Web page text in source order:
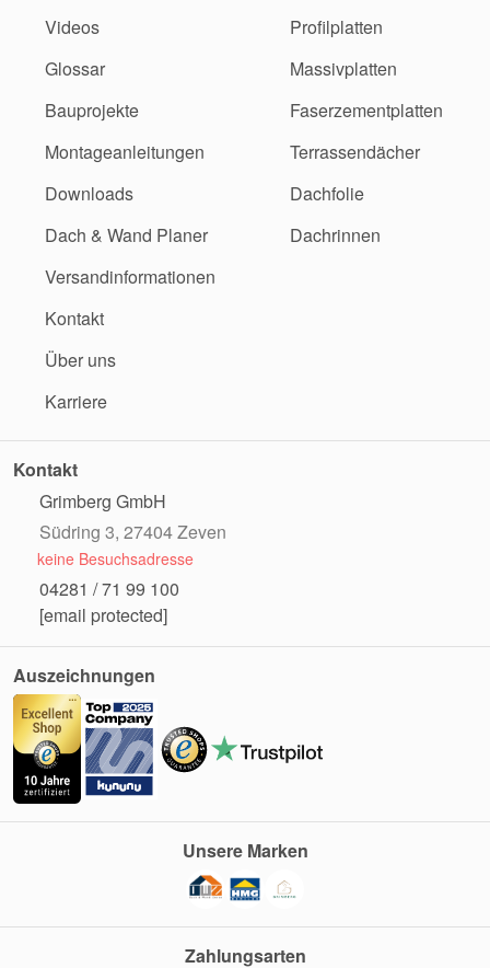
Videos
Glossar
Bauprojekte
Montageanleitungen
Downloads
Dach & Wand Planer
Versandinformationen
Kontakt
Über uns
Karriere
Profilplatten
Massivplatten
Faserzementplatten
Terrassendächer
Dachfolie
Dachrinnen
Kontakt
Grimberg GmbH
Südring 3, 27404 Zeven
keine Besuchsadresse
04281 / 71 99 100
[email protected]
Auszeichnungen
Zahlungsarten
Unsere Marken